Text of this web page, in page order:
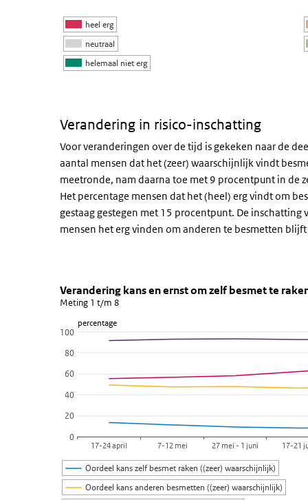
heel erg
neutraal
helemaal niet erg
Verandering in risico-inschatting
Voor veranderingen over de tijd is gekeken naar de
aantal mensen dat het (zeer) waarschijnlijk vindt
meetronde, nam daarna toe met 9 procentpunt in de
Het percentage mensen dat het (heel) erg vindt om
gestaag gestegen met 15 procentpunt. De
mensen het erg vinden om anderen te besmetten
Trend in ernst en kans om
Sla de grafiek 'Verandering kans en ernst om zelf
Verandering kans en ernst om
Meting 1 t/m 8
Bekijk als data tabel.
De grafiek heeft 1 Y-as die percentage weergeeft.
percentage
Verandering kans en ernst om zelf besmet te
Meting 1 t/m 8
Oordeel kans zelf besmet raken ((zeer) waarschijnlijk)
Oordeel kans anderen besmetten ((zeer) waarschijnlijk)
0
20
40
60
80
100
17-24 april 7-12 mei 27 mei - 1 juni 17-21